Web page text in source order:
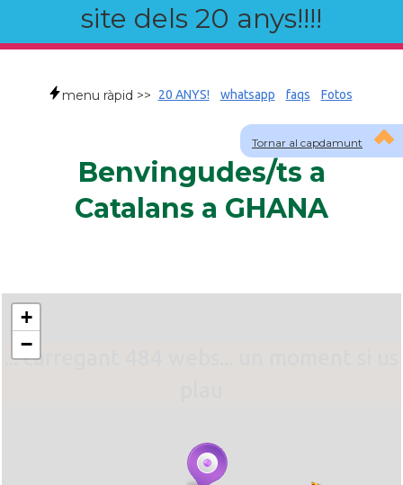
site dels 20 anys!!!!
Tornar al capdamunt
menu ràpid >> 20 ANYS! whatsapp faqs Fotos
Benvingudes/ts a
Catalans a GHANA
... carregant 484 webs... un moment si us
+
−